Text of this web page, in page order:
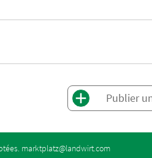
Publier
marktplatz@landwirt.com